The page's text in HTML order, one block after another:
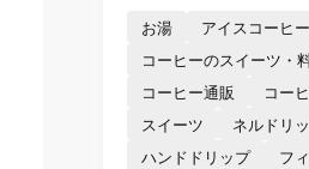
お湯 アイスコーヒー
コーヒーのスイーツ・
コーヒー通販
コー
スイーツ
ネルドリ
ハンドドリップ
フ